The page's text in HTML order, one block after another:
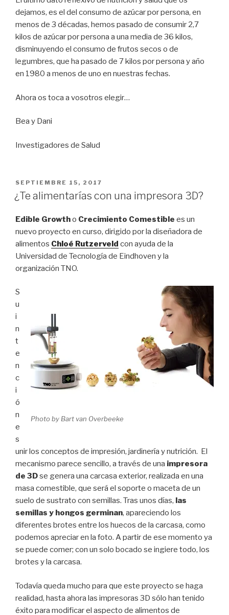
dejamos, es el del consumo de azúcar por persona, en
menos de 3 décadas, hemos pasado de consumir 2,7
kilos de azúcar por persona a una media de 36 kilos,
disminuyendo el consumo de frutos secos o de
legumbres, que ha pasado de 7 kilos por persona y año
en 1980 a menos de uno en nuestras fechas.
Ahora os toca a vosotros elegir…
Bea y Dani
Investigadores de Salud
PUBLICADO
EL
SEPTIEMBRE 15, 2017
¿Te alimentarías con una impresora 3D?
Edible Growtho Crecimiento Comestible es un
nuevo proyecto en curso, dirigido por la diseñadora de
alimentos Chloé Rutzerveld con ayuda de la
Universidad de Tecnología de Eindhoven y la
organización TNO.
Photo by Bart van Overbeeke
S
u
i
n
t
e
n
c
i
ó
n
e
s
unir los conceptos de impresión, jardinería y nutrición. El
mecanismo parece sencillo, a través de una impresora
de 3Dse genera una carcasa exterior, realizada en una
masa comestible, que será el soporte o maceta de un
suelo de sustrato con semillas. Tras unos días, las
semillas y hongos germinan, apareciendo los
diferentes brotes entre los huecos de la carcasa, como
podemos apreciar en la foto. A partir de ese momento ya
se puede comer; con un solo bocado se ingiere todo, los
brotes y la carcasa.
Todavía queda mucho para que este proyecto se haga
realidad, hasta ahora las impresoras 3D sólo han tenido
éxito para modificar el aspecto de alimentos de